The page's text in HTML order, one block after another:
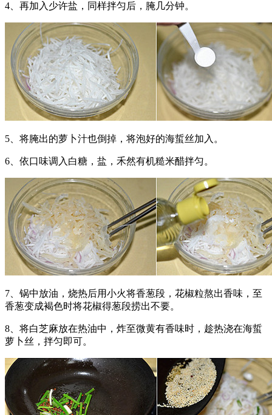
4、再加入少许盐，同样拌匀后，腌几分钟。
5、将腌出的萝卜汁也倒掉，将泡好的海蜇丝加入。
6、依口味调入白糖，盐，禾然有机糙米醋拌匀。
7、锅中放油，烧热后用小火将香葱段，花椒粒熬出香味，至
香葱变成褐色时将花椒得葱段捞出不要。
8、将白芝麻放在热油中，炸至微黄有香味时，趁热浇在海蜇
萝卜丝，拌匀即可。